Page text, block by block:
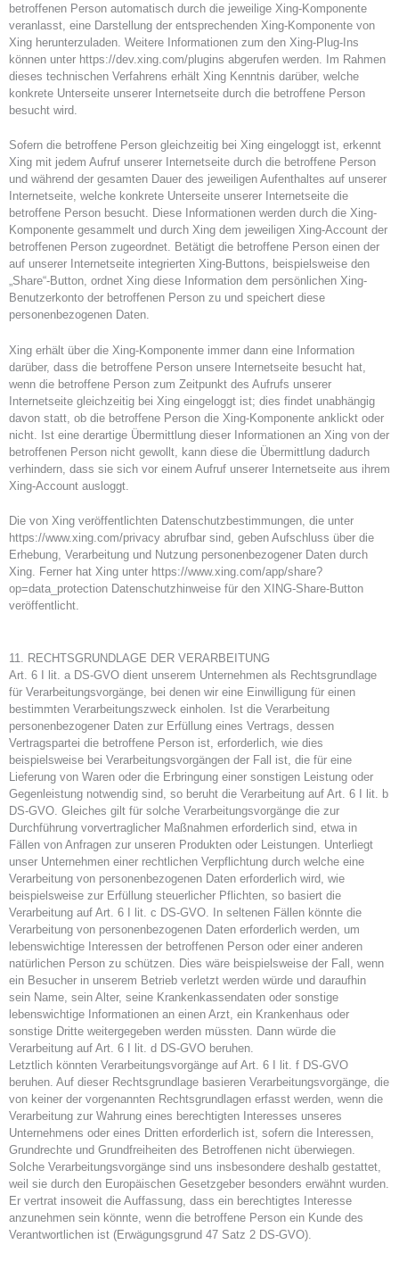
betroffenen Person automatisch durch die jeweilige Xing-Komponente
veranlasst, eine Darstellung der entsprechenden Xing-Komponente von
Xing herunterzuladen. Weitere Informationen zum den Xing-Plug-Ins
können unter https://dev.xing.com/plugins abgerufen werden. Im Rahmen
dieses technischen Verfahrens erhält Xing Kenntnis darüber, welche
konkrete Unterseite unserer Internetseite durch die betroffene Person
besucht wird.
Sofern die betroffene Person gleichzeitig bei Xing eingeloggt ist, erkennt
Xing mit jedem Aufruf unserer Internetseite durch die betroffene Person
und während der gesamten Dauer des jeweiligen Aufenthaltes auf unserer
Internetseite, welche konkrete Unterseite unserer Internetseite die
betroffene Person besucht. Diese Informationen werden durch die Xing-
Komponente gesammelt und durch Xing dem jeweiligen Xing-Account der
betroffenen Person zugeordnet. Betätigt die betroffene Person einen der
auf unserer Internetseite integrierten Xing-Buttons, beispielsweise den
„Share“-Button, ordnet Xing diese Information dem persönlichen Xing-
Benutzerkonto der betroffenen Person zu und speichert diese
personenbezogenen Daten.
Xing erhält über die Xing-Komponente immer dann eine Information
darüber, dass die betroffene Person unsere Internetseite besucht hat,
wenn die betroffene Person zum Zeitpunkt des Aufrufs unserer
Internetseite gleichzeitig bei Xing eingeloggt ist; dies findet unabhängig
davon statt, ob die betroffene Person die Xing-Komponente anklickt oder
nicht. Ist eine derartige Übermittlung dieser Informationen an Xing von der
betroffenen Person nicht gewollt, kann diese die Übermittlung dadurch
verhindern, dass sie sich vor einem Aufruf unserer Internetseite aus ihrem
Xing-Account ausloggt.
Die von Xing veröffentlichten Datenschutzbestimmungen, die unter
https://www.xing.com/privacy abrufbar sind, geben Aufschluss über die
Erhebung, Verarbeitung und Nutzung personenbezogener Daten durch
Xing. Ferner hat Xing unter https://www.xing.com/app/share?
op=data_protection Datenschutzhinweise für den XING-Share-Button
veröffentlicht.
11. RECHTSGRUNDLAGE DER VERARBEITUNG
Art. 6 I lit. a DS-GVO dient unserem Unternehmen als Rechtsgrundlage
für Verarbeitungsvorgänge, bei denen wir eine Einwilligung für einen
bestimmten Verarbeitungszweck einholen. Ist die Verarbeitung
personenbezogener Daten zur Erfüllung eines Vertrags, dessen
Vertragspartei die betroffene Person ist, erforderlich, wie dies
beispielsweise bei Verarbeitungsvorgängen der Fall ist, die für eine
Lieferung von Waren oder die Erbringung einer sonstigen Leistung oder
Gegenleistung notwendig sind, so beruht die Verarbeitung auf Art. 6 I lit. b
DS-GVO. Gleiches gilt für solche Verarbeitungsvorgänge die zur
Durchführung vorvertraglicher Maßnahmen erforderlich sind, etwa in
Fällen von Anfragen zur unseren Produkten oder Leistungen. Unterliegt
unser Unternehmen einer rechtlichen Verpflichtung durch welche eine
Verarbeitung von personenbezogenen Daten erforderlich wird, wie
beispielsweise zur Erfüllung steuerlicher Pflichten, so basiert die
Verarbeitung auf Art. 6 I lit. c DS-GVO. In seltenen Fällen könnte die
Verarbeitung von personenbezogenen Daten erforderlich werden, um
lebenswichtige Interessen der betroffenen Person oder einer anderen
natürlichen Person zu schützen. Dies wäre beispielsweise der Fall, wenn
ein Besucher in unserem Betrieb verletzt werden würde und daraufhin
sein Name, sein Alter, seine Krankenkassendaten oder sonstige
lebenswichtige Informationen an einen Arzt, ein Krankenhaus oder
sonstige Dritte weitergegeben werden müssten. Dann würde die
Verarbeitung auf Art. 6 I lit. d DS-GVO beruhen.
Letztlich könnten Verarbeitungsvorgänge auf Art. 6 I lit. f DS-GVO
beruhen. Auf dieser Rechtsgrundlage basieren Verarbeitungsvorgänge, die
von keiner der vorgenannten Rechtsgrundlagen erfasst werden, wenn die
Verarbeitung zur Wahrung eines berechtigten Interesses unseres
Unternehmens oder eines Dritten erforderlich ist, sofern die Interessen,
Grundrechte und Grundfreiheiten des Betroffenen nicht überwiegen.
Solche Verarbeitungsvorgänge sind uns insbesondere deshalb gestattet,
weil sie durch den Europäischen Gesetzgeber besonders erwähnt wurden.
Er vertrat insoweit die Auffassung, dass ein berechtigtes Interesse
anzunehmen sein könnte, wenn die betroffene Person ein Kunde des
Verantwortlichen ist (Erwägungsgrund 47 Satz 2 DS-GVO).